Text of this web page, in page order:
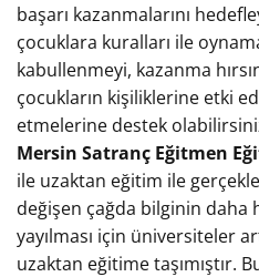
başarı kazanmalarını
çocuklara kuralları ile
kabullenmeyi, kazanma
çocukların kişiliklerine etki
etmelerine destek
Mersin Satranç Eğitmen
ile uzaktan eğitim ile
değişen çağda bilginin daha
yayılması için üniversiteler
uzaktan eğitime taşımıştır.